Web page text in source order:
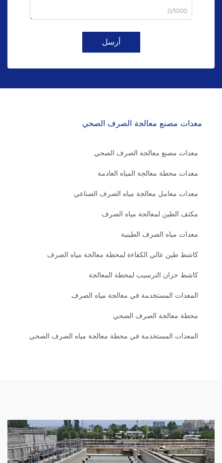
0/1000
أرسل
معدات مصنع معالجة الصرف الصحي
معدات مصنع معالجة الصرف الصحي
معدات محطة معالجة المياه العادمة
معدات معامل معالجة مياه الصرف الصناعي
مكثف الطين لمعالجة مياه الصرف
معدات مياه الصرف الطينية
كاشط طين عالي الكفاءة لمحطة معالجة مياه الصرف
كاشط خزان الترسيب لمحطة المعالجة
المعدات المستخدمة في معالجة مياه الصرف
محطة معالجة الصرف الصحي
المعدات المستخدمة في محطة معالجة مياه الصرف الصحي